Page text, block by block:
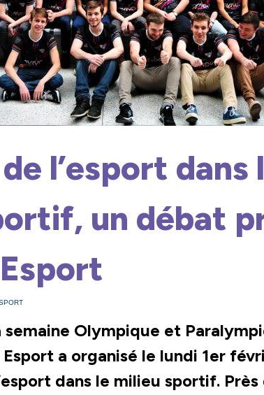
l’esport dans
un débat
semaine Olympique et
Esport a organisé le lundi 1er
dans le milieu sportif.